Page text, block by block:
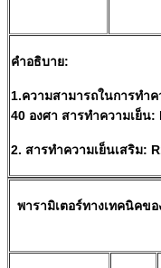
คำอธิบาย:
1.ความสามารถในการทำ
40 องศา สารทำความเย็น
2. สารทำความเย็นเสริม:
พารามิเตอร์ทางเทคนิคข